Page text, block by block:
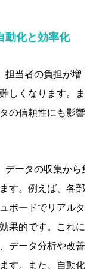
動化と効率化
担当者の負担が増
しくなります。ま
の信頼性にも影響
データの収集から
す。例えば、各部
ボードでリアルタ
果的です。これに
データ分析や改善
す。また、自動化